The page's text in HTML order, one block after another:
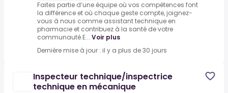
Faites partie d’une équipe où vos compétences font
la différence et où chaque geste compte, joignez-
vous à nous comme assistant technique en
pharmacie et contribuez à la santé de votre
communauté.E... Voir plus
Dernière mise à jour : il y a plus de 30 jours
Inspecteur technique/inspectrice
technique en mécanique